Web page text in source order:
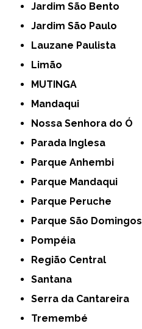
Jardim São Bento
Jardim São Paulo
Lauzane Paulista
Limão
MUTINGA
Mandaqui
Nossa Senhora do Ó
Parada Inglesa
Parque Anhembi
Parque Mandaqui
Parque Peruche
Parque São Domingos
Pompéia
Região Central
Santana
Serra da Cantareira
Tremembé